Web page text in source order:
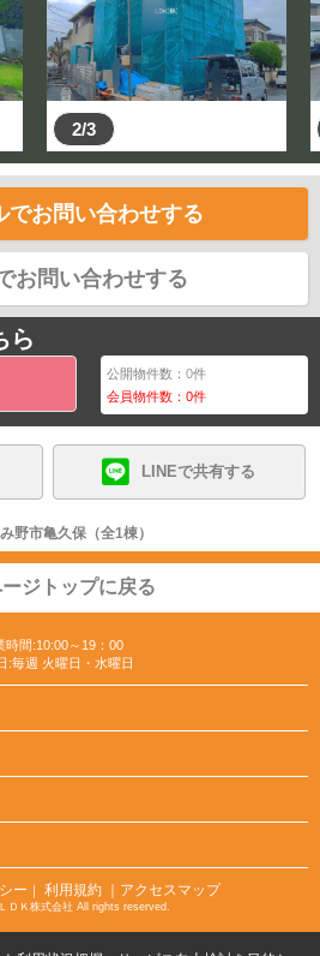
2/3
でお問い合わせする
お問い合わせする
ら
公開物件数：0件
会員物件数：0件
LINEで共有する
野市亀久保（全1棟）
ジトップに戻る
時間:10:00～19：00
:毎週 火曜日・水曜日
ー ｜ 利用規約 ｜アクセスマップ
ＤＫ株式会社 All rights reserved.